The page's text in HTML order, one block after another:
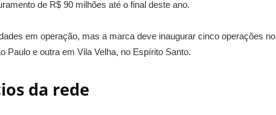
de R$ 90 milhões até o final deste ano.
em operação, mas a marca deve inaugurar cinco operações no
Paulo e outra em Vila Velha, no Espírito Santo.
da rede